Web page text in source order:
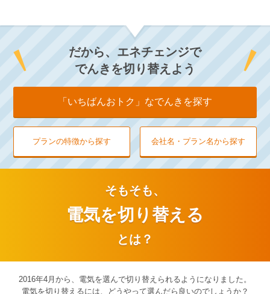
だから、エネチェンジで
でんきを切り替えよう
「いちばんおトク」なでんきを探す
プランの特徴から探す 会社名・プラン名から探す
そもそも、
電気を切り替える
とは？
2016年4月から、電気を選んで切り替えられるようになりました。
電気を切り替えるには、どうやって選んだら良いのでしょうか？